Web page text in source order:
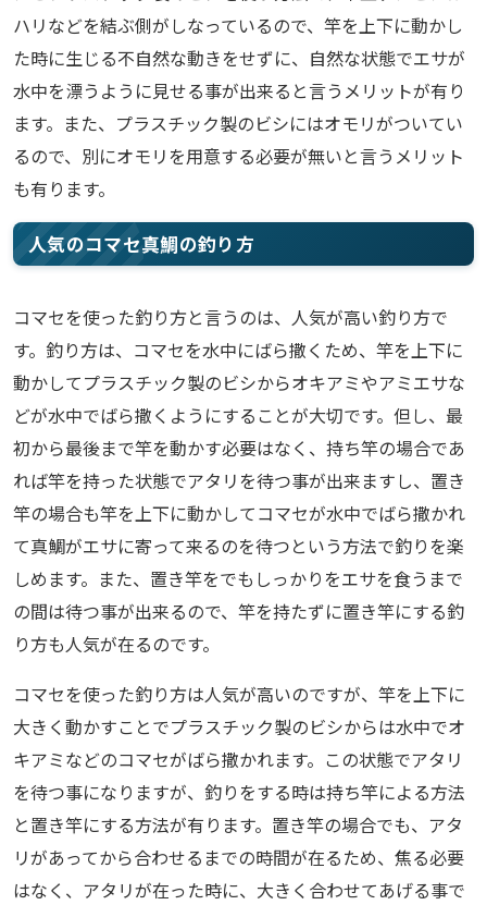
ハリなどを結ぶ側がしなっているので、竿を上下に動かし
た時に生じる不自然な動きをせずに、自然な状態でエサが
水中を漂うように見せる事が出来ると言うメリットが有り
ます。また、プラスチック製のビシにはオモリがついてい
るので、別にオモリを用意する必要が無いと言うメリット
も有ります。
人気のコマセ真鯛の釣り方
コマセを使った釣り方と言うのは、人気が高い釣り方で
す。釣り方は、コマセを水中にばら撒くため、竿を上下に
動かしてプラスチック製のビシからオキアミやアミエサな
どが水中でばら撒くようにすることが大切です。但し、最
初から最後まで竿を動かす必要はなく、持ち竿の場合であ
れば竿を持った状態でアタリを待つ事が出来ますし、置き
竿の場合も竿を上下に動かしてコマセが水中でばら撒かれ
て真鯛がエサに寄って来るのを待つという方法で釣りを楽
しめます。また、置き竿をでもしっかりをエサを食うまで
の間は待つ事が出来るので、竿を持たずに置き竿にする釣
り方も人気が在るのです。
コマセを使った釣り方は人気が高いのですが、竿を上下に
大きく動かすことでプラスチック製のビシからは水中でオ
キアミなどのコマセがばら撒かれます。この状態でアタリ
を待つ事になりますが、釣りをする時は持ち竿による方法
と置き竿にする方法が有ります。置き竿の場合でも、アタ
リがあってから合わせるまでの時間が在るため、焦る必要
はなく、アタリが在った時に、大きく合わせてあげる事で